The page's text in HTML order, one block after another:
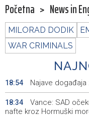
Početna > News in
MILORAD DODIK
WAR CRIMINALS
18:54 Najave
18:34
Vance: SAD
nafte kroz Hormuški